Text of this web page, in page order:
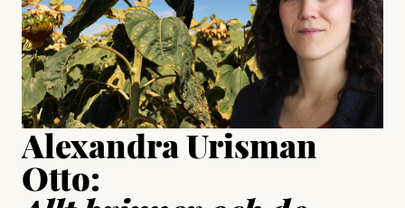
Jesper Lundby
Publicerad15 July, 2026
Uppdaterad15 July, 2026
Alexandra Urisman
Otto: